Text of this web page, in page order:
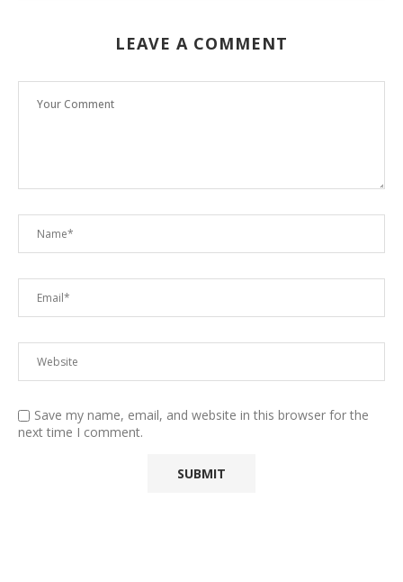
LEAVE A COMMENT
Save my name, email, and website in this browser for the
next time I comment.